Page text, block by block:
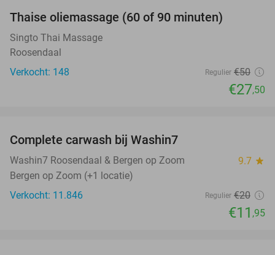
Thaise oliemassage (60 of 90 minuten)
Singto Thai Massage
Roosendaal
Verkocht: 148
Regulier €50
€27,50
Complete carwash bij Washin7
Washin7 Roosendaal & Bergen op Zoom 9.7 star
Bergen op Zoom (+1 locatie)
Verkocht: 11.846
Regulier €20
€11 ,95